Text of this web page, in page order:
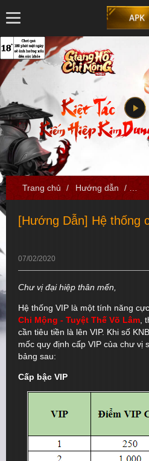
Trang chủ / Hướng dẫn /
[Hướng Dẫn] Hệ thống
07/02/2020
Chư vị đại hiệp thân mến,
Hệ thống VIP là một tính năng
Chi Mộng - Tuyệt Thế Võ Lâm ,
cần tiêu tiền là lên VIP. Khi số
mốc quy định cấp VIP của chư vị
bảng sau:
Cấp bậc VIP